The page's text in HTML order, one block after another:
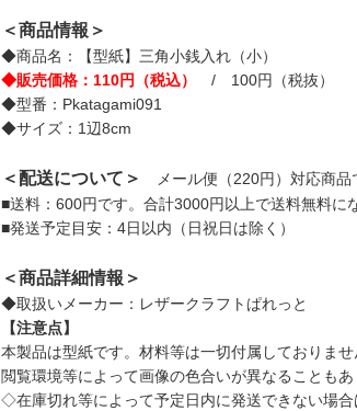
＜商品情報＞
◆商品名：【型紙】三角小銭入れ（小）
◆販売価格：110円（税込）
/ 100円（税抜）
◆型番：Pkatagami091
◆サイズ：1辺8cm
＜配送について＞
メール便（220円）対応商品
■送料：600円です。合計3000円以上で送料無料に
■発送予定目安：4日以内（日祝日は除く）
＜商品詳細情報＞
◆取扱いメーカー：レザークラフトぱれっと
【注意点】
本製品は型紙です。材料等は一切付属しておりませ
閲覧環境等によって画像の色合いが異なることもあ
◇在庫切れ等によって予定日内に発送できない場合